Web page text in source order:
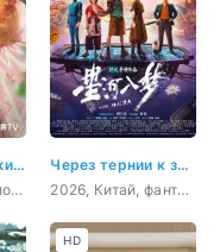
Повседневная жизнь в Синьчуане
2022, Китай, мелодрама, комедия
Через тернии к звёздам
2026, Китай, фантастика, боевик, приключения, комедия
HD